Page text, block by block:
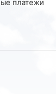
платежи